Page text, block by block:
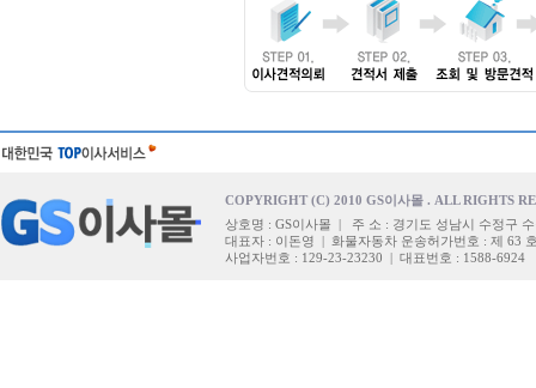
COPYRIGHT (C) 2010 GS이사몰 . ALL RIGHTS
상호명 : GS이사몰 | 주 소 : 경기도 성남시 수정구
대표자 : 이돈영 | 화물자동차 운송허가번호 : 제 63
사업자번호 : 129-23-23230 | 대표번호 : 1588-6924